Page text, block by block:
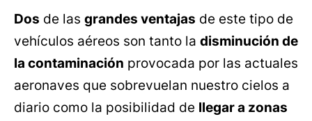
Dos de las grandes ventajas de este tipo de
vehículos aéreos son tanto la disminución de
la contaminación provocada por las actuales
aeronaves que sobrevuelan nuestro cielos a
diario como la posibilidad de llegar a zonas